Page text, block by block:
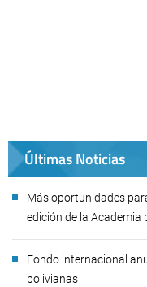
Últimas Noticias
Más oportunidades
edición de la Academia
Fondo internacional
bolivianas